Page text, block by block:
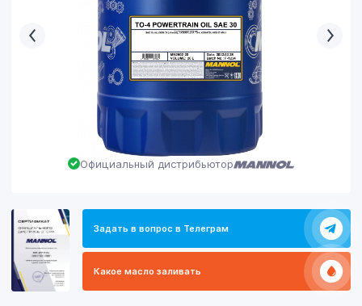
Официальный дистрибьютор
Задать в вопрос в Телеграм
Какое масло заливать